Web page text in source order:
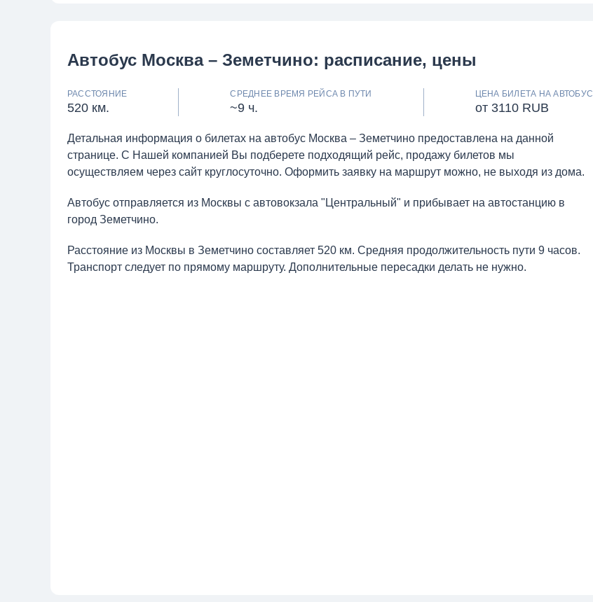
Автобус Москва – Земетчино: расписание, цены
РАССТОЯНИЕ
520 км.
СРЕДНЕЕ ВРЕМЯ РЕЙСА В ПУТИ
~9 ч.
ЦЕНА БИЛЕТА НА АВТОБУС
от 3110 RUB
Детальная информация о билетах на автобус Москва – Земетчино предоставлена на данной
странице. С Нашей компанией Вы подберете подходящий рейс, продажу билетов мы
осуществляем через сайт круглосуточно. Оформить заявку на маршрут можно, не выходя из дома.
Автобус отправляется из Москвы с автовокзала "Центральный" и прибывает на автостанцию в
город Земетчино.
Расстояние из Москвы в Земетчино составляет 520 км. Средняя продолжительность пути 9 часов.
Транспорт следует по прямому маршруту. Дополнительные пересадки делать не нужно.